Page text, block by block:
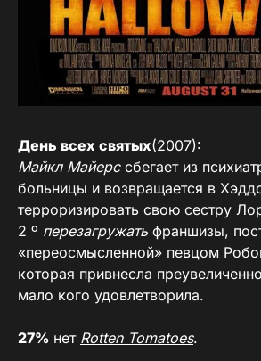
День всех святых(2007):
Майкл Майерссбегает из
больницы и возвращается в
терроризировать свою сестру
2 º перезагружать франшизы,
«переосмысленной» певцом
которая привнесла
мало кого удовлетворила.
27% нет Rotten Tomatoes.